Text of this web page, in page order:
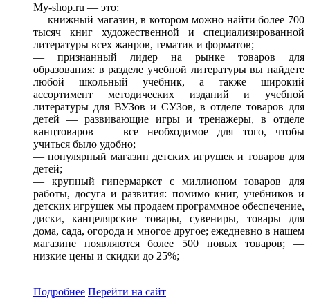
My-shop.ru — это:
— книжный магазин, в котором можно найти более 700
тысяч книг художественной и специализированной
литературы всех жанров, тематик и форматов;
— признанный лидер на рынке товаров для
образования: в разделе учебной литературы вы найдете
любой школьный учебник, а также широкий
ассортимент методических изданий и учебной
литературы для ВУЗов и СУЗов, в отделе товаров для
детей — развивающие игры и тренажеры, в отделе
канцтоваров — все необходимое для того, чтобы
учиться было удобно;
— популярный магазин детских игрушек и товаров для
детей;
— крупный гипермаркет с миллионом товаров для
работы, досуга и развития: помимо книг, учебников и
детских игрушек мы продаем программное обеспечение,
диски, канцелярские товары, сувениры, товары для
дома, сада, огорода и многое другое; ежедневно в нашем
магазине появляются более 500 новых товаров; —
низкие цены и скидки до 25%;
Подробнее Перейти на сайт